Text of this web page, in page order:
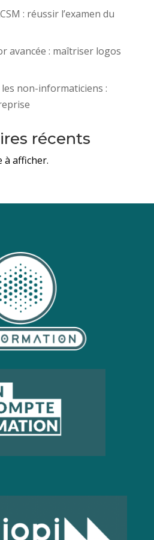
: réussir l’examen du
avancée : maîtriser logos
non-informaticiens :
récents
à afficher.